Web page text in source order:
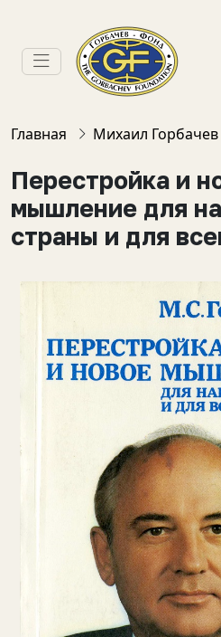
Главная Михаил Горбачев
Перестройка и
мышление для
страны и для